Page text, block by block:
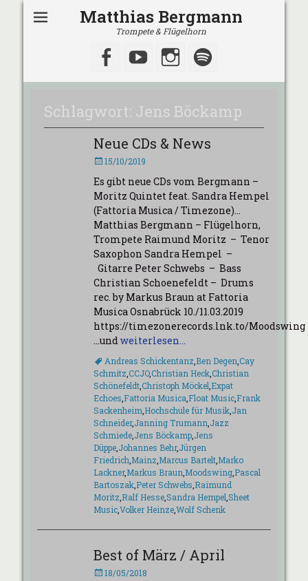
Matthias Bergmann
Trompete & Flügelhorn
Facebook
YouTubeInstagram
Schlagwort: Jens Böckamp
Neue CDs & News
Veröffentlicht
15/10/2019
Es gibt neue CDs vom Bergmann –
Moritz Quintet feat. Sandra Hempel
(Fattoria Musica / Timezone)…
Matthias Bergmann – Flügelhorn,
Trompete Raimund Moritz – Tenor
Saxophon Sandra Hempel –
Gitarre Peter Schwebs – Bass
Christian Schoenefeldt – Drums
rec. by Markus Braun at Fattoria
Musica Osnabrück 10./11.03.2019
https://timezonerecords.lnk.to/Moodswing
…undweiterlesen…
Schlagworte
Andreas Schickentanz Ben Degen Cay
Schmitz CCJO,Christian Heck,Christian
Schönefeldt,Christoph Möckel Expat
Echoes Fattoria Musica Float Music, Frank
Sackenheim Hochschule für Musik, Jan
Schneider,Janning Trumann Jazz
Schmiede, Jens Böckamp, Jens
Düppe, Johannes Behr,Jürgen
Friedrich Mainz Marcus Bartelt, Marko
Lackner,Markus Braun Moodswing, Pascal
Bartoszak, Peter Schwebs Raimund
Moritz Ralf Hesse,Sandra Hempel Sheet
Music,Volker Heinze,Wolf Schenk
Best of März / April
Veröffentlicht
18/05/2018